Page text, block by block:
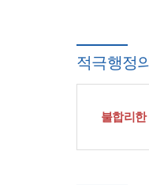
적극행정
불합리한